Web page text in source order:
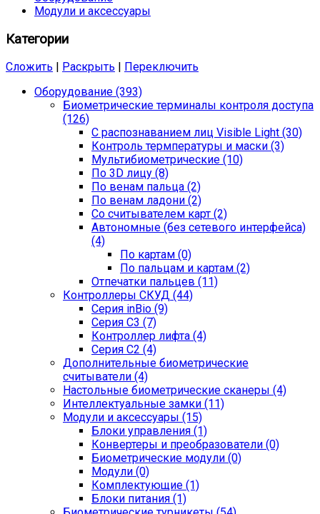
Модули и аксессуары
Категории
Сложить Раскрыть
Переключить
Оборудование (393)
Биометрические терминалы контроля доступа
(126)
С распознаванием лиц Visible Light (30)
Контроль термпературы и маски (3)
Мультибиометрические (10)
По 3D лицу (8)
По венам пальца (2)
По венам ладони (2)
Со считывателем карт (2)
Автономные (без сетевого интерфейса)
(4)
По картам (0)
По пальцам и картам (2)
Отпечатки пальцев (11)
Контроллеры СКУД (44)
Серия inBio (9)
Серия С3 (7)
Контроллер лифта (4)
Серия С2 (4)
Дополнительные биометрические
считыватели (4)
Настольные биометрические сканеры (4)
Интеллектуальные замки (11)
Модули и аксессуары (15)
Блоки управления (1)
Конвертеры и преобразователи (0)
Биометрические модули (0)
Модули (0)
Комплектующие (1)
Блоки питания (1)